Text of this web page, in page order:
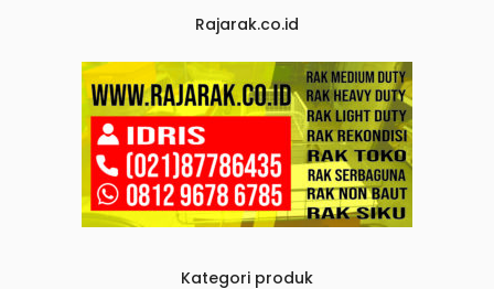
Rajarak.co.id
Kategori produk